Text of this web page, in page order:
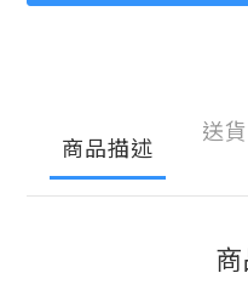
商品描述
送